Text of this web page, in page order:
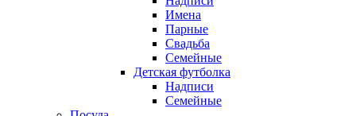
Имена
Парные
Свадьба
Семейные
Детская футболка
Надписи
Семейные